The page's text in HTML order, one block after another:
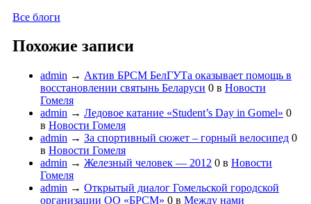
Все блоги
Похожие записи
admin → Актив БРСМ БелГУТа оказывает помощь в
восстановлении святынь Беларуси 0 в Новости
Гомеля
admin → Ледовое катание «Student’s Day in Gomel» 0
в Новости Гомеля
admin → За спортивный сюжет – горный велосипед 0
в Новости Гомеля
admin → Железный человек — 2012 0 в Новости
Гомеля
admin → Открытый диалог Гомельской городской
организации ОО «БРСМ» 0 в Между нами